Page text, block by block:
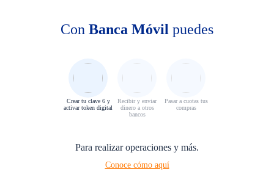
Con Banca Móvil puedes
Crear tu clave 6 y
activar token digital
Recibir y enviar
dinero a otros
bancos
Pasar a cuotas tus
compras
Para realizar operaciones y más.
Conoce cómo aquí